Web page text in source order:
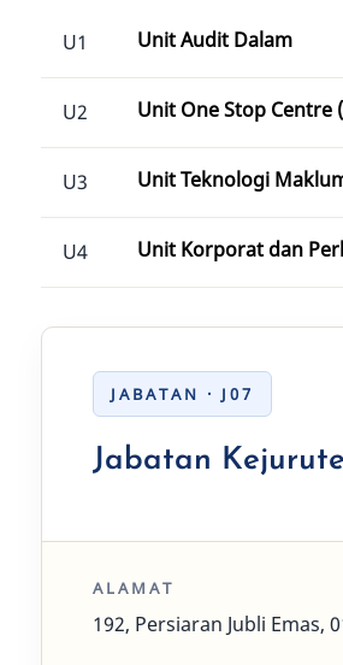
U1 Unit Audit Dalam
U2 Unit One Stop Centre
U3 Unit Teknologi
U4 Unit Korporat dan
JABATAN · J07
Jabatan
ALAMAT
192, Persiaran Jubli Emas,